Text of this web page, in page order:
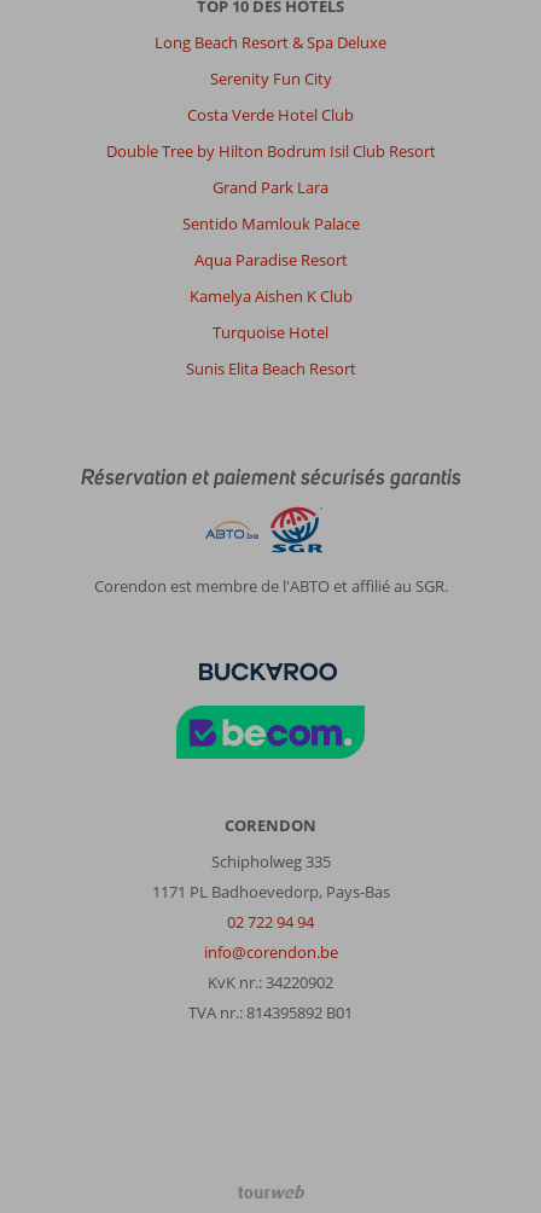
TOP 10 DES HOTELS
Long Beach Resort & Spa Deluxe
Serenity Fun City
Costa Verde Hotel Club
Double Tree by Hilton Bodrum Isil Club Resort
Grand Park Lara
Sentido Mamlouk Palace
Aqua Paradise Resort
Kamelya Aishen K Club
Turquoise Hotel
Sunis Elita Beach Resort
Réservation et paiement sécurisés garantis
Corendon est membre de l'ABTO et affilié au SGR.
CORENDON
Schipholweg 335
1171 PL Badhoevedorp, Pays-Bas
02 722 94 94
info@corendon.be
KvK nr.: 34220902
TVA nr.: 814395892 B01
TourWeb